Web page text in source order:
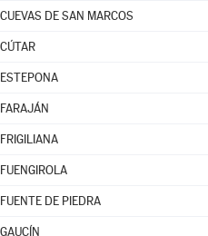
CUEVAS DE SAN MARCOS
CÚTAR
ESTEPONA
FARAJÁN
FRIGILIANA
FUENGIROLA
FUENTE DE PIEDRA
GAUCÍN